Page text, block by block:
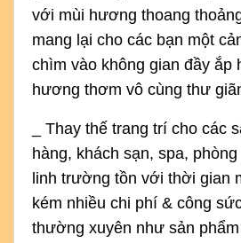
với mùi hương thoang
mang lại cho các bạn một
chìm vào không gian đầy ắp
hương thơm vô cùng thư
Thay thế trang trí cho các
hàng, khách sạn, spa,
linh trường tồn với thời gian
kém nhiều chi phí & công
thường xuyên như sản